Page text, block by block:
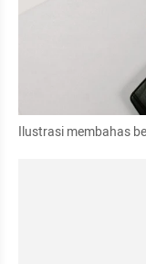
Ilustrasi membahas